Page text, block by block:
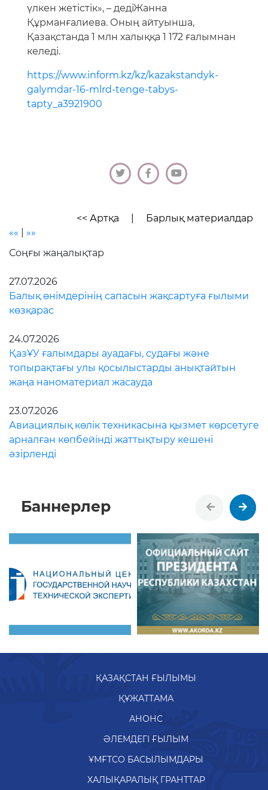
үлкен жетістік», – дедіЖанна
Құрманғалиева. Оның айтуынша,
Қазақстанда 1 млн халыққа 1 172 ғалымнан
келеді.
https://www.inform.kz/kz/kazakstandyk-
galymdar-16-mlrd-tenge-tabys-
tapty_a3921900
<< Артқа
Барлық материалдар
««
»»
Соңғы жаңалықтар
27.07.2026
Балық өнімдерінің сапасын жақсартуға ғылыми
көзқарас
24.07.2026
ҚазҰУ ғалымдары ауадағы, судағы және
топырақтағы улы қосылыстарды анықтайтын
жаңа наноматериал жасауда
23.07.2026
Авиациялық көлік техникасына қызмет көрсетуге
арналған көпбейінді жаттықтыру кешені
әзірленді
Баннерлер
ҚАЗАҚСТАН ҒЫЛЫМЫ
ҚҰЖАТТАМА
АНОНС
ӘЛЕМДЕГІ ҒЫЛЫМ
ҰМҒТСО БАСЫЛЫМДАРЫ
ХАЛЫҚАРАЛЫҚ ГРАНТТАР